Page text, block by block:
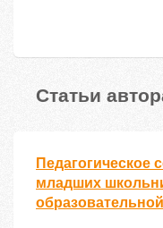
Статьи
Педагогическое
младших